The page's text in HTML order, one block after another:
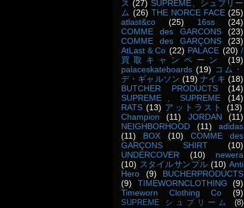
ス (27) SUPREME、シュプリー
ム (26) THE NORCE FACE (25)
atlast&co
(25) 16ss
(24)
COMME des GARCONS
(23)
COMME des GARÇONS
(23)
AtLast＆Co (22) PALACE (20) /
買取キャンペーン
(19)
palaceskateboards (19) コム・
デ・ギャルソン (19) ナイキ (18)
BUTCHER PRODUCTS
(14)
SUPREME、SUPREME
(14)
RATS (13) アットラスト
(13)
Champion
(11) JORDAN
(11)
NEIGHBORHOOD
(11)
adidas
(11)
BOX (10)
COMME des
GARÇONS SHIRT
(10)
UNDERCOVER
(10)
newera
(10) スタイルサンプル (10) Anti
Hero
(9)
BUCHERPRODUCTS
(9)
TIMEWORNCLOTHING
(9)
Timeworn Clothing Co
(9)
SUPREME シュプリーム
(8)